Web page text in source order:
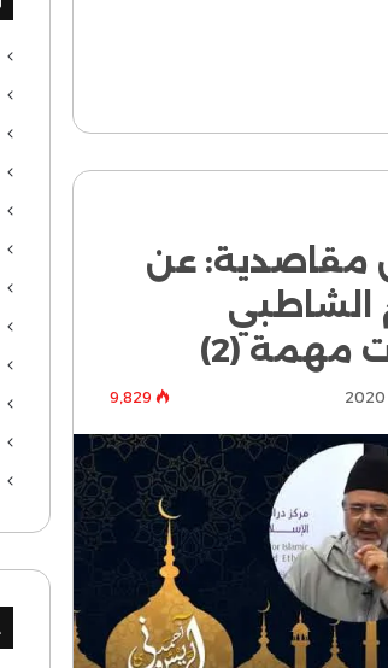
مقاصدية: عن
الشاطبي
مهمة (2)
9٬829